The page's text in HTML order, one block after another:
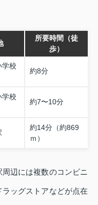
所要時間（徒
歩）
学校
約8分
学校
約7〜10分
約14分（約869
ｍ）
辺には複数のコンビニ
ッグストアなどが点在